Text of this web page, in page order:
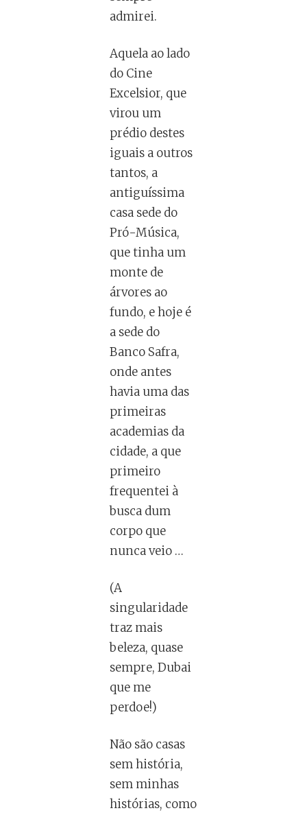
admirei.
Aquela ao lado
do Cine
Excelsior, que
virou um
prédio destes
iguais a outros
tantos, a
antiguíssima
casa sede do
Pró-Música,
que tinha um
monte de
árvores ao
fundo, e hoje é
a sede do
Banco Safra,
onde antes
havia uma das
primeiras
academias da
cidade, a que
primeiro
frequentei à
busca dum
corpo que
nunca veio …
(A
singularidade
traz mais
beleza, quase
sempre, Dubai
que me
perdoe!)
Não são casas
sem história,
sem minhas
histórias, como